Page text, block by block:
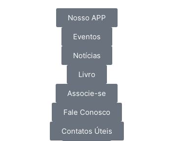
Nosso APP
Eventos
Notícias
Livro
Associe-se
Fale Conosco
Contatos Úteis